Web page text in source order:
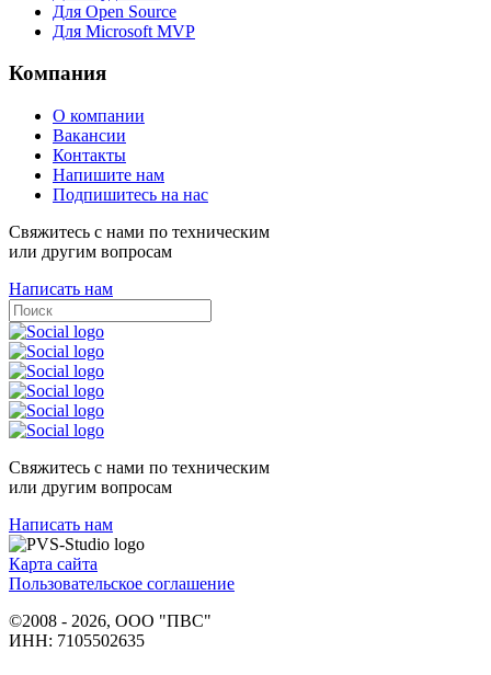
Для Open Source
Для Microsoft MVP
Компания
О компании
Вакансии
Контакты
Напишите нам
Подпишитесь на нас
Свяжитесь с нами по техническим
или другим вопросам
Написать нам
Свяжитесь с нами по техническим
или другим вопросам
Написать нам
Карта сайта
Пользовательское соглашение
©2008 - 2026, ООО "ПВС"
ИНН: 7105502635